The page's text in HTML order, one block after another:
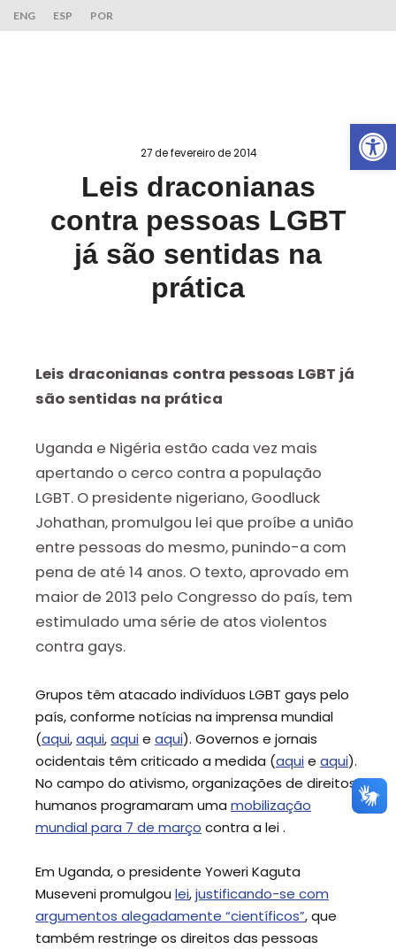
ENG ESP POR
27 de fevereiro de 2014
Leis draconianas
contra pessoas LGBT
já são sentidas na
prática
Leis draconianas contra pessoas LGBT já
são sentidas na prática
Uganda e Nigéria estão cada vez mais
apertando o cerco contra a população
LGBT. O presidente nigeriano, Goodluck
Johathan, promulgou lei que proíbe a união
entre pessoas do mesmo, punindo-a com
pena de até 14 anos. O texto, aprovado em
maior de 2013 pelo Congresso do país, tem
estimulado uma série de atos violentos
contra gays.
Grupos têm atacado indivíduos LGBT gays pelo
país, conforme notícias na imprensa mundial
(aqui,aqui,aquie aqui). Governos e jornais
ocidentais têm criticado a medida (aquie aqui).
No campo do ativismo, organizações de direitos
humanos programaram uma mobilização
mundial para 7 de março contra a lei .
Em Uganda, o presidente Yoweri Kaguta
Museveni promulgou lei,justificando-se com
argumentos alegadamente “científicos”, que
também restringe os direitos das pessoas